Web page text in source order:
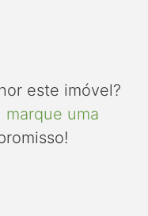
este imóvel?
marque uma